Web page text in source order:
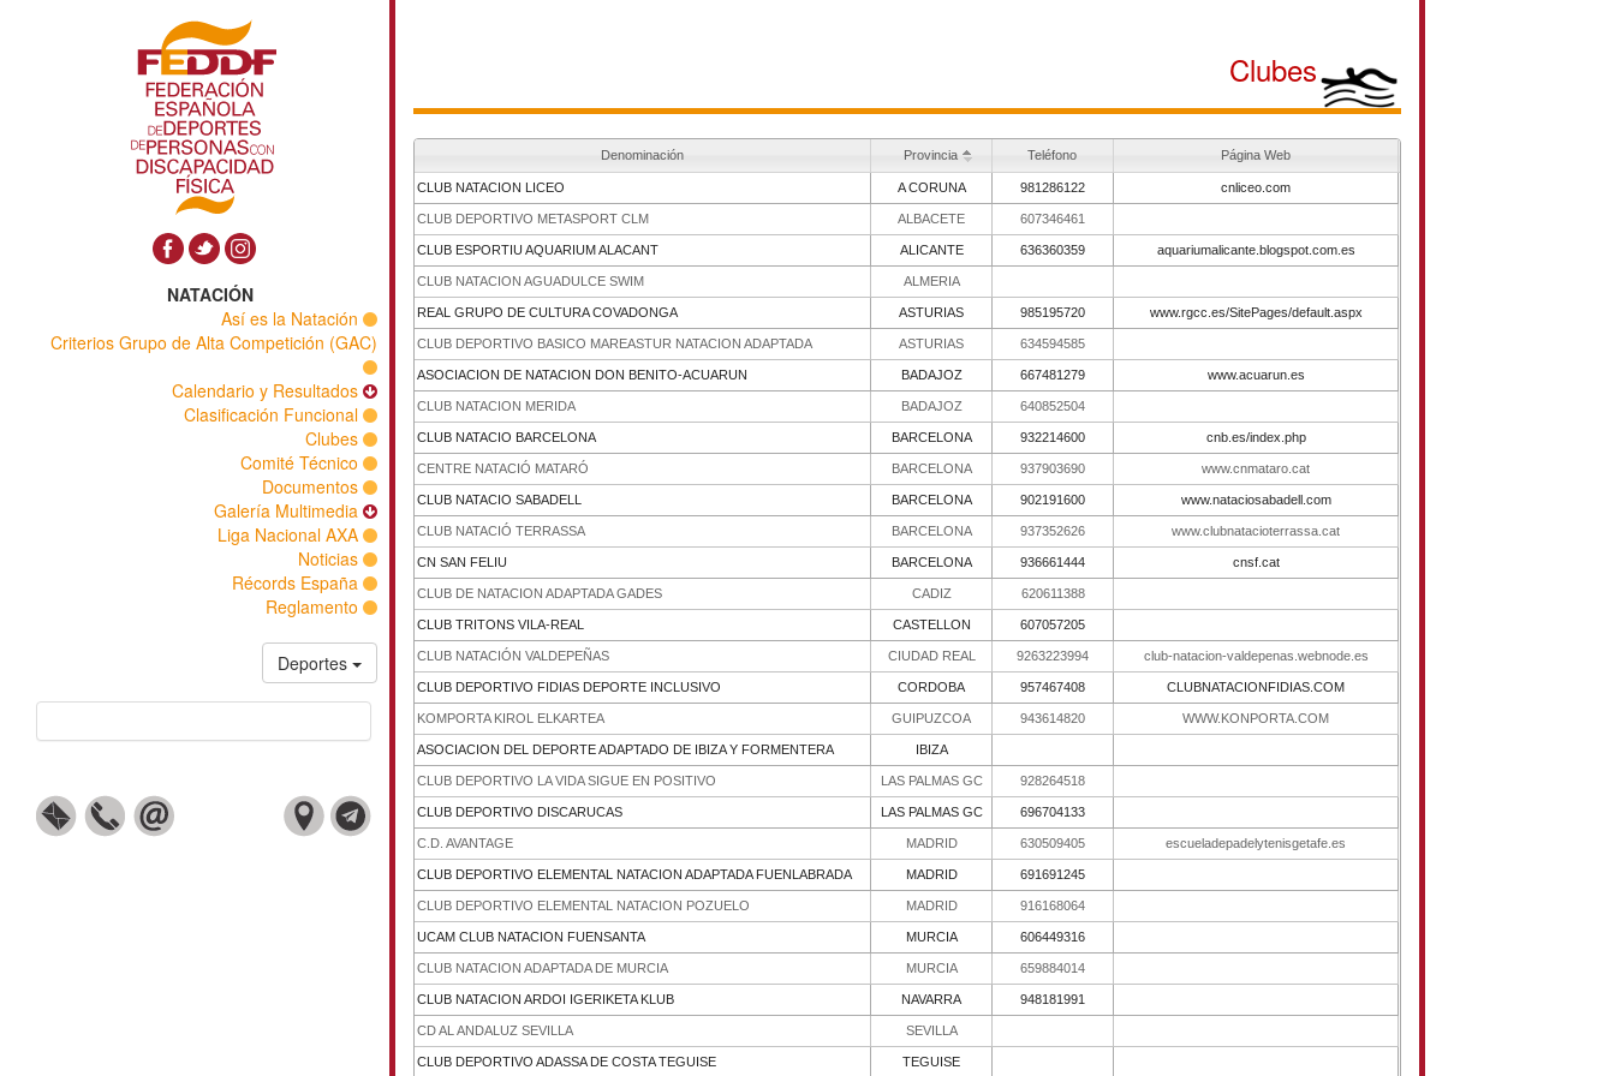
NATACIÓN
Así es la Natación
Criterios Grupo de Alta Competición (GAC)
Calendario y Resultados
Clasificación Funcional
Clubes
Comité Técnico
Documentos
Galería Multimedia
Liga Nacional AXA
Noticias
Récords España
Reglamento
Deportes
Clubes
Denominación Provincia Teléfono Página Web
CLUB NATACION LICEO A CORUNA 981286122 cnliceo.com
CLUB DEPORTIVO METASPORT CLM ALBACETE 607346461
CLUB ESPORTIU AQUARIUM ALACANT ALICANTE 636360359 aquariumalicante.blogspot.com.es
CLUB NATACION AGUADULCE SWIM ALMERIA
REAL GRUPO DE CULTURA COVADONGA ASTURIAS 985195720 www.rgcc.es/SitePages/default.aspx
CLUB DEPORTIVO BASICO MAREASTUR NATACION ADAPTADA ASTURIAS 634594585
ASOCIACION DE NATACION DON BENITO-ACUARUN BADAJOZ 667481279 www.acuarun.es
CLUB NATACION MERIDA BADAJOZ 640852504
CLUB NATACIO BARCELONA BARCELONA 932214600 cnb.es/index.php
CENTRE NATACIÓ MATARÓ BARCELONA 937903690 www.cnmataro.cat
CLUB NATACIO SABADELL BARCELONA 902191600 www.nataciosabadell.com
CLUB NATACIÓ TERRASSA BARCELONA 937352626 www.clubnatacioterrassa.cat
CN SAN FELIU BARCELONA 936661444 cnsf.cat
CLUB DE NATACION ADAPTADA GADES CADIZ 620611388
CLUB TRITONS VILA-REAL CASTELLON 607057205
CLUB NATACIÓN VALDEPEÑAS CIUDAD REAL 9263223994 club-natacion-valdepenas.webnode.es
CLUB DEPORTIVO FIDIAS DEPORTE INCLUSIVO CORDOBA 957467408 CLUBNATACIONFIDIAS.COM
KOMPORTA KIROL ELKARTEA GUIPUZCOA 943614820 WWW.KONPORTA.COM
ASOCIACION DEL DEPORTE ADAPTADO DE IBIZA Y FORMENTERA IBIZA
CLUB DEPORTIVO LA VIDA SIGUE EN POSITIVO LAS PALMAS GC 928264518
CLUB DEPORTIVO DISCARUCAS LAS PALMAS GC 696704133
C.D. AVANTAGE MADRID 630509405 escueladepadelytenisgetafe.es
CLUB DEPORTIVO ELEMENTAL NATACION ADAPTADA FUENLABRADA MADRID 691691245
CLUB DEPORTIVO ELEMENTAL NATACION POZUELO MADRID 916168064
UCAM CLUB NATACION FUENSANTA MURCIA 606449316
CLUB NATACION ADAPTADA DE MURCIA MURCIA 659884014
CLUB NATACION ARDOI IGERIKETA KLUB NAVARRA 948181991
CD AL ANDALUZ SEVILLA SEVILLA
CLUB DEPORTIVO ADASSA DE COSTA TEGUISE TEGUISE